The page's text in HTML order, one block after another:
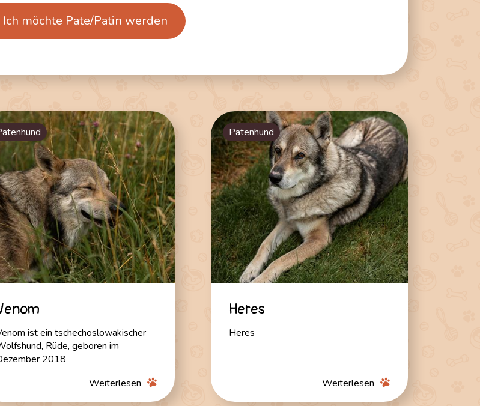
Ich möchte Pate/Patin werden
ist ein tschechoslowakischer
Rüde, geboren im
2018
Weiterlesen
Patenhund
Heres
Heres
Weiterlesen